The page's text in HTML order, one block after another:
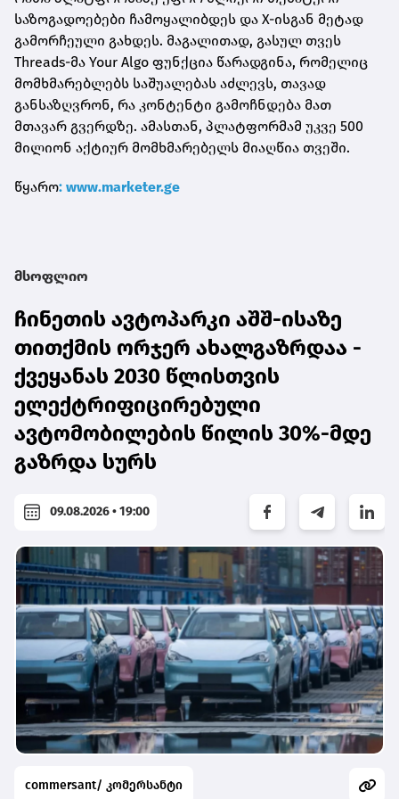
საზოგადოებები ჩამოყალიბდეს და X-ისგან მეტად
გამორჩეული გახდეს. მაგალითად, გასულ თვეს
Threads-მა Your Algo ფუნქცია წარადგინა, რომელიც
მომხმარებლებს საშუალებას აძლევს, თავად
განსაზღვრონ, რა კონტენტი გამოჩნდება მათ
მთავარ გვერდზე. ამასთან, პლატფორმამ უკვე 500
მილიონ აქტიურ მომხმარებელს მიაღწია თვეში.
წყარო: www.marketer.ge
მსოფლიო
ჩინეთის ავტოპარკი აშშ-ისაზე
თითქმის ორჯერ ახალგაზრდაა -
ქვეყანას 2030 წლისთვის
ელექტრიფიცირებული
ავტომობილების წილის 30%-მდე
გაზრდა სურს
09.08.2026 • 19:00
commersant/ კომერსანტი